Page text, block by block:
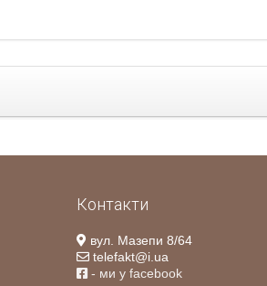
Контакти
вул. Мазепи 8/64
telefakt@i.ua
- ми у facebook